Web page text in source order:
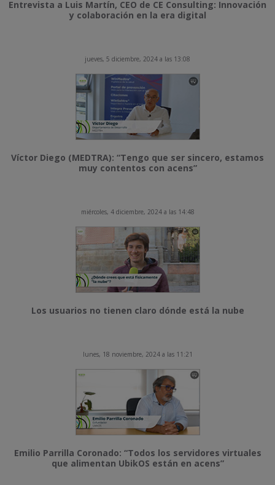
Entrevista a Luis Martín, CEO de CE Consulting: Innovación
y colaboración en la era digital
jueves, 5 diciembre, 2024 a las 13:08
Víctor Diego (MEDTRA): “Tengo que ser sincero, estamos
muy contentos con acens”
miércoles, 4 diciembre, 2024 a las 14:48
Los usuarios no tienen claro dónde está la nube
lunes, 18 noviembre, 2024 a las 11:21
Emilio Parrilla Coronado: “Todos los servidores virtuales
que alimentan UbikOS están en acens”